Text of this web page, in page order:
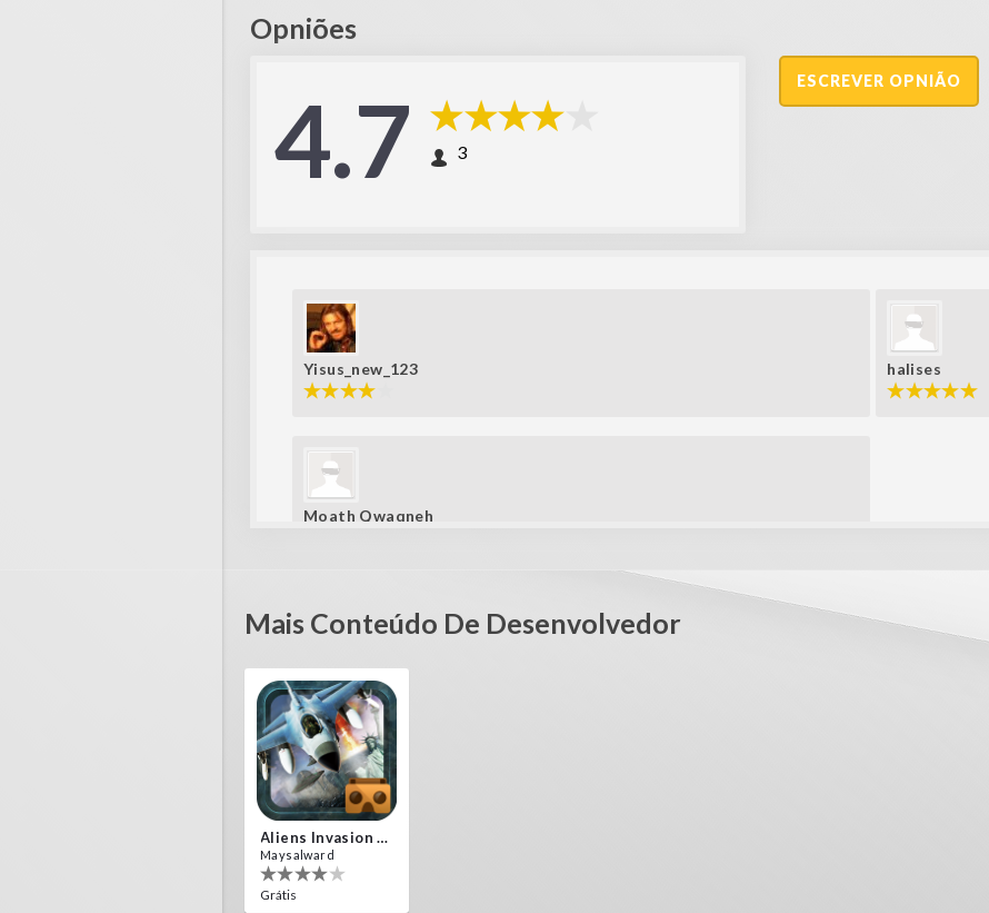
Opniões
4.7 3
ESCREVER OPNIÃO
Yisus_new_123
Moath Qwaqneh
halises
Mais Conteúdo De Desenvolvedor
Aliens Invasion VR
Maysalward
Grátis